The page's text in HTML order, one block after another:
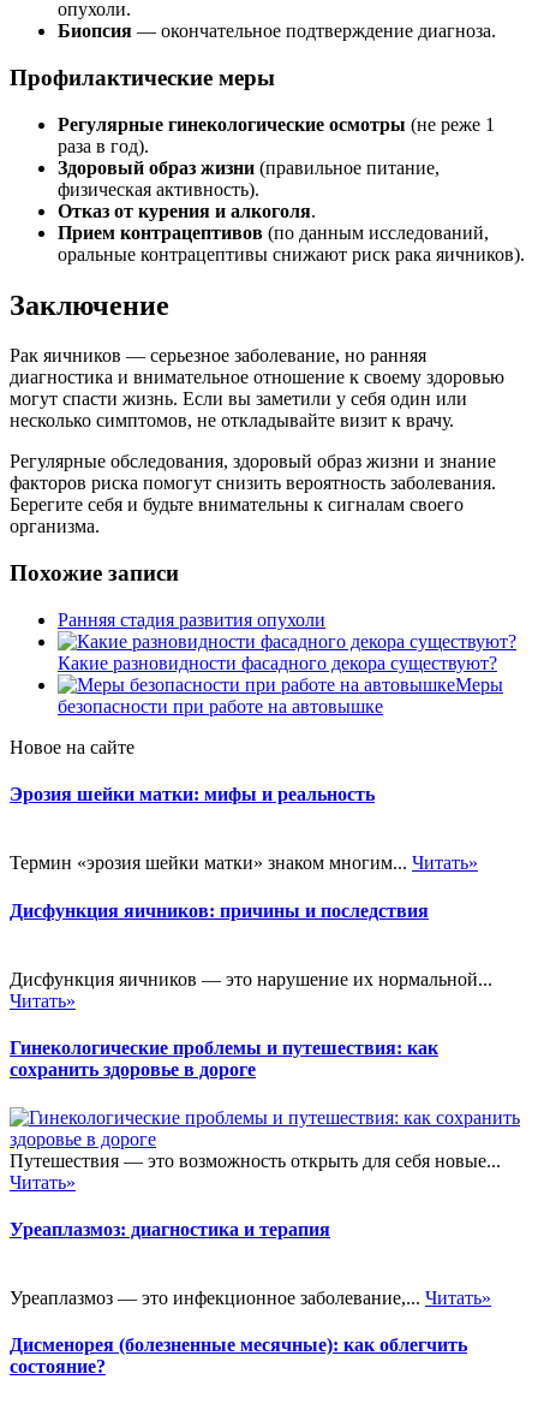
опухоли.
Биопсия — окончательное подтверждение диагноза.
Профилактические меры
Регулярные гинекологические осмотры (не реже 1
раза в год).
Здоровый образ жизни (правильное питание,
физическая активность).
Отказ от курения и алкоголя.
Прием контрацептивов (по данным исследований,
оральные контрацептивы снижают риск рака яичников).
Заключение
Рак яичников — серьезное заболевание, но ранняя
диагностика и внимательное отношение к своему здоровью
могут спасти жизнь. Если вы заметили у себя один или
несколько симптомов, не откладывайте визит к врачу.
Регулярные обследования, здоровый образ жизни и знание
факторов риска помогут снизить вероятность заболевания.
Берегите себя и будьте внимательны к сигналам своего
организма.
Похожие записи
Ранняя стадия развития опухоли
Какие разновидности фасадного декора существуют?
Меры
безопасности при работе на автовышке
Новое на сайте
Эрозия шейки матки: мифы и реальность
Термин «эрозия шейки матки» знаком многим... Читать»
Дисфункция яичников: причины и последствия
Дисфункция яичников — это нарушение их нормальной...
Читать»
Гинекологические проблемы и путешествия: как
сохранить здоровье в дороге
Путешествия — это возможность открыть для себя новые...
Читать»
Уреаплазмоз: диагностика и терапия
Уреаплазмоз — это инфекционное заболевание,... Читать»
Дисменорея (болезненные месячные): как облегчить
состояние?